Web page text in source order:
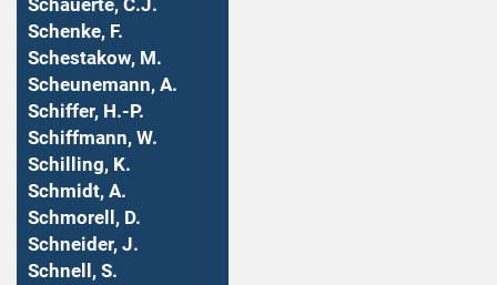
Schauerte, C.J.
Schenke, F.
Schestakow, M.
Scheunemann, A.
Schiffer, H.-P.
Schiffmann, W.
Schilling, K.
Schmidt, A.
Schmorell, D.
Schneider, J.
Schnell, S.